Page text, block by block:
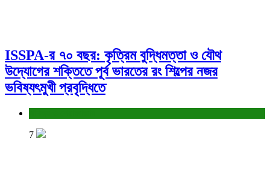
ISSPA-র ৭০ বছর: কৃত্রিম বুদ্ধিমত্তা ও যৌথ
উদ্যোগের শক্তিতে পূর্ব ভারতের রং শিল্পের নজর
ভবিষ্যৎমুখী প্রবৃদ্ধিতে
7